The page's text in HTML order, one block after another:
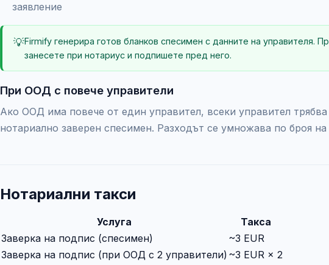
заявление
💡Firmify генерира готов бланков спесимен с данните на управителя.
занесете при нотариус и подпишете пред него.
При ООД с повече управители
Ако ООД има повече от един управител, всеки управител
нотариално заверен спесимен. Разходът се умножава по броя на
Нотариални такси
Услуга
Такса
Заверка на подпис (спесимен)
~3 EUR
Заверка на подпис (при ООД с 2 управители) ~3 EUR × 2